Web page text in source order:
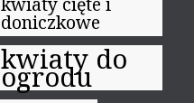
doniczkowe
kwiaty do
ogrodu